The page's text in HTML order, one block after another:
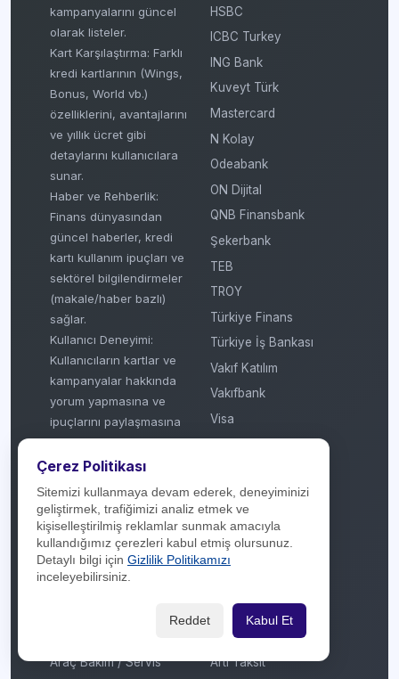
kampanyalarını güncel
olarak listeler.
Kart Karşılaştırma: Farklı
kredi kartlarının (Wings,
Bonus, World vb.)
özelliklerini, avantajlarını
ve yıllık ücret gibi
detaylarını kullanıcılara
sunar.
Haber ve Rehberlik:
Finans dünyasından
güncel haberler, kredi
kartı kullanım ipuçları ve
sektörel bilgilendirmeler
(makale/haber bazlı)
sağlar.
Kullanıcı Deneyimi:
Kullanıcıların kartlar ve
kampanyalar hakkında
yorum yapmasına ve
ipuçlarını paylaşmasına
olanak tanıyarak
topluluk odaklı bir
oluşturur.
© 2018 - 2026
HSBC
ICBC Turkey
ING Bank
Kuveyt Türk
Mastercard
N Kolay
Odeabank
ON Dijital
QNB Finansbank
Şekerbank
TEB
TROY
Türkiye Finans
Türkiye İş Bankası
Vakıf Katılım
Vakıfbank
Visa
Ziraat Katılım
Sektörler
Araç Bakım / Servis
Kategoriler
Aktüel / Broşür
Anneler Günü
Artı Taksit
Çerez Politikası
Sitemizi kullanmaya devam ederek, deneyiminizi
geliştirmek, trafiğimizi analiz etmek ve
kişiselleştirilmiş reklamlar sunmak amacıyla
kullandığımız çerezleri kabul etmiş olursunuz.
Detaylı bilgi için Gizlilik Politikamızı
inceleyebilirsiniz.
Reddet Kabul Et